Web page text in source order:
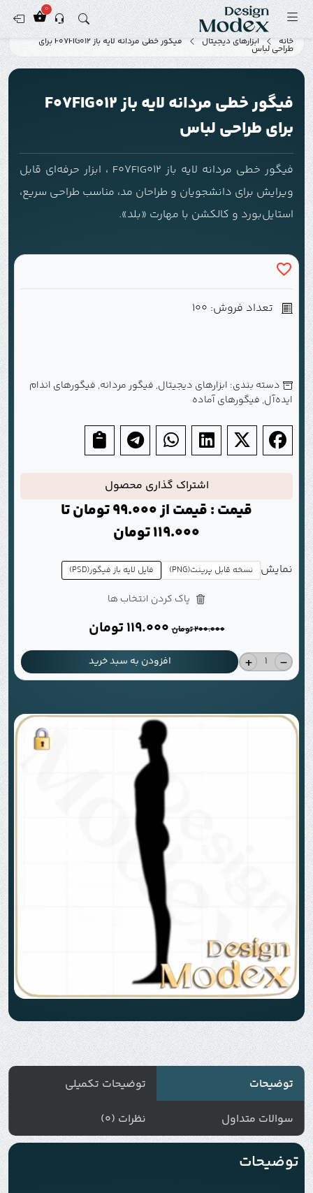
0
خانه ابزارهای دیجیتال فیگور خطی مردانه لایه باز F07FIG012 برای
طراحی لباس
فیگور خطی مردانه لایه باز F07FIG012
برای طراحی لباس
فیگور خطی مردانه لایه باز F07FIG012 ، ابزار حرفه‌ای قابل
ویرایش برای دانشجویان و طراحان مد، مناسب طراحی سریع،
استایل‌بورد و کالکشن با مهارت «بلد».
تعداد فروش: 100
دسته بندی: ابزارهای دیجیتال, فیگور مردانه, فیگورهای اندام
ایده‌آل, فیگورهای آماده
اشتراک گذاری محصول
قیمت : قیمت از99.000تومانتا
119.000تومان
نمایش نسخه قابل پرینت(PNG) فایل لایه باز فیگور(PSD)
پاک کردن انتخاب ها
200.000تومان 119.000تومان
-
+ افزودن به سبد خرید
توضیحات
توضیحات تکمیلی
سوالات متداول
نظرات (0)
توضیحات